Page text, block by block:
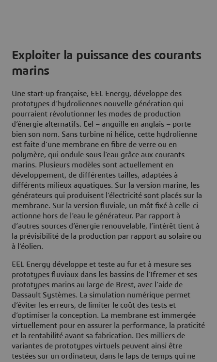
Exploiter la puissance des courants
marins
Une start-up française, EEL Energy, développe des
prototypes d’hydroliennes nouvelle génération qui
pourraient révolutionner les modes de production
d’énergie alternatifs. Eel – anguille en anglais – porte
bien son nom. Sans turbine ni hélice, cette hydrolienne
est faite d’une membrane en fibre de verre ou en
polymère, qui ondule sous l’eau grâce aux courants
marins. Plusieurs modèles sont actuellement en
développement, de différentes tailles, adaptées à
différents milieux aquatiques. Sur la version marine, les
générateurs qui produisent l’électricité sont placés sur la
membrane. Sur la version fluviale, un mât fixé à celle-ci
actionne hors de l’eau le générateur. Par rapport à
d’autres sources d’énergie renouvelable, l’intérêt tient à
la prévisibilité de la production par rapport au solaire ou
à l’éolien.
EEL Energy développe et teste au fur et à mesure ses
prototypes fluviaux dans les bassins de l’Ifremer et ses
prototypes marins au large de Brest, avec l’aide de
Dassault Systèmes. La simulation numérique permet
d’éviter les erreurs, de limiter le coût des tests et
d’optimiser la conception. La membrane est immergée
virtuellement pour en assurer la performance, la praticité
et la rentabilité avant sa fabrication. Des milliers de
variantes de prototypes virtuels peuvent ainsi être
testées sur un ordinateur, dans le laps de temps qui ne